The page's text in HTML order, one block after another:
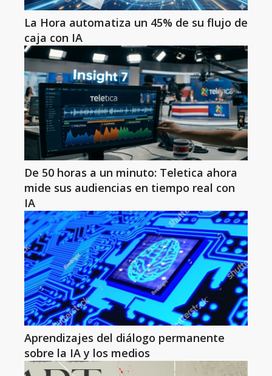
La Hora automatiza un 45% de su flujo de
caja con IA
De 50 horas a un minuto: Teletica ahora
mide sus audiencias en tiempo real con
IA
Aprendizajes del diálogo permanente
sobre la IA y los medios